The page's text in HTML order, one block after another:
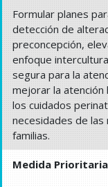
Formular planes
detección de
preconcepción,
enfoque
segura para la
mejorar la atención
los cuidados
necesidades de las
familias.
Medida